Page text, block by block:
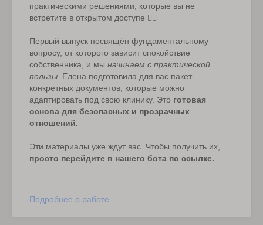
практическими решениями, которые вы не
встретите в открытом доступе ❤️‍🔥
Первый выпуск посвящён фундаментальному
вопросу, от которого зависит спокойствие
собственника, и мы начинаем с практической
пользы. Елена подготовила для вас пакет
конкретных документов, которые можно
адаптировать под свою клинику. Это готовая
основа для безопасных и прозрачных
отношений.
Эти материалы уже ждут вас. Чтобы получить их,
просто перейдите в нашего бота по ссылке.
Подробнее о работе